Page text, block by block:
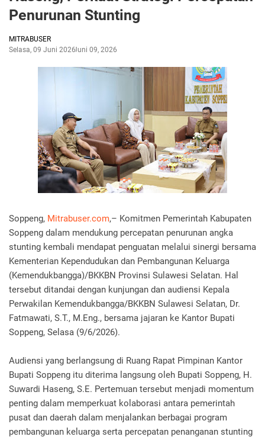
Penurunan Stunting
MITRABUSER
Selasa, 09 Juni 2026Juni 09, 2026
Soppeng, Mitrabuser.com,– Komitmen Pemerintah Kabupaten
Soppeng dalam mendukung percepatan penurunan angka
stunting kembali mendapat penguatan melalui sinergi bersama
Kementerian Kependudukan dan Pembangunan Keluarga
(Kemendukbangga)/BKKBN Provinsi Sulawesi Selatan. Hal
tersebut ditandai dengan kunjungan dan audiensi Kepala
Perwakilan Kemendukbangga/BKKBN Sulawesi Selatan, Dr.
Fatmawati, S.T., M.Eng., bersama jajaran ke Kantor Bupati
Soppeng, Selasa (9/6/2026).
Audiensi yang berlangsung di Ruang Rapat Pimpinan Kantor
Bupati Soppeng itu diterima langsung oleh Bupati Soppeng, H.
Suwardi Haseng, S.E. Pertemuan tersebut menjadi momentum
penting dalam memperkuat kolaborasi antara pemerintah
pusat dan daerah dalam menjalankan berbagai program
pembangunan keluarga serta percepatan penanganan stunting